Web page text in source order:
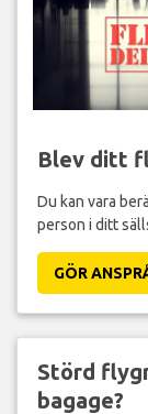
Blev ditt
Du kan vara
person i ditt
GÖR
Störd
bagage?